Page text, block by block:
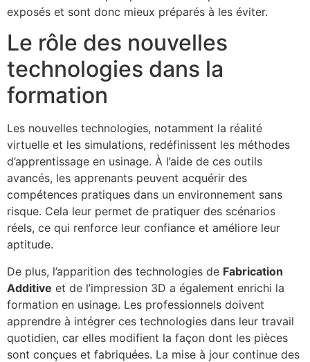
exposés et sont donc mieux préparés à les éviter.
Le rôle des nouvelles
technologies dans la
formation
Les nouvelles technologies, notamment la réalité
virtuelle et les simulations, redéfinissent les méthodes
d’apprentissage en usinage. À l’aide de ces outils
avancés, les apprenants peuvent acquérir des
compétences pratiques dans un environnement sans
risque. Cela leur permet de pratiquer des scénarios
réels, ce qui renforce leur confiance et améliore leur
aptitude.
De plus, l’apparition des technologies de Fabrication
Additive et de l’impression 3D a également enrichi la
formation en usinage. Les professionnels doivent
apprendre à intégrer ces technologies dans leur travail
quotidien, car elles modifient la façon dont les pièces
sont conçues et fabriquées. La mise à jour continue des